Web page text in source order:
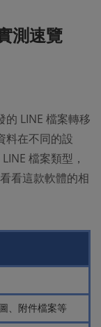
測速覽
LINE 檔案轉移
料在不同的設
檔案類型，
看這款軟體的相
、附件檔案等